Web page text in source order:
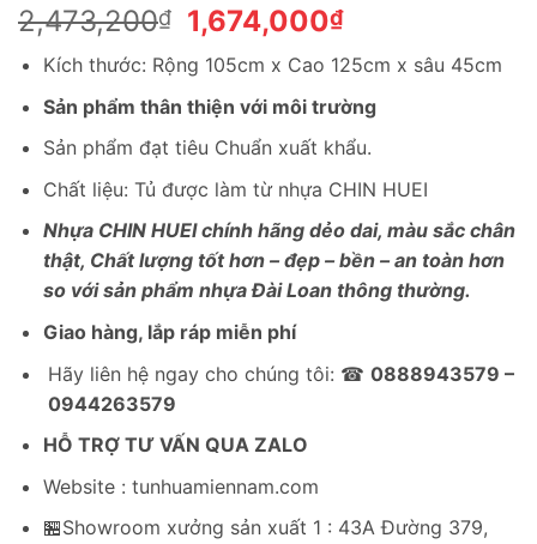
2,473,200₫
Giá
gốc
là:
2,473,200₫.
1,674,000₫Giá
hiện
tại
là:
1,674,000₫.
Kích thước: Rộng 105cm x Cao 125cm x sâu 45cm
Sản phẩm thân thiện với môi trường
Sản phẩm đạt tiêu Chuẩn xuất khẩu.
Chất liệu: Tủ được làm từ nhựa CHIN HUEI
Nhựa CHIN HUEI chính hãng dẻo dai, màu sắc chân
thật, Chất lượng tốt hơn – đẹp – bền – an toàn hơn
so với sản phẩm nhựa Đài Loan thông thường.
Giao hàng, lắp ráp miễn phí
Hãy liên hệ ngay cho chúng tôi: ☎ 0888943579 –
0944263579
HỖ TRỢ TƯ VẤN QUA ZALO
Website : tunhuamiennam.com
🏪Showroom xưởng sản xuất 1 : 43A Đường 379,